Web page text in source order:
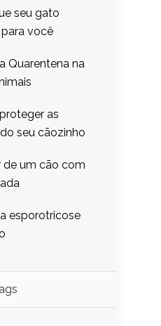
seu gato
você
Quarentena na
as
seu cãozinho
de um cão com
esporotricose